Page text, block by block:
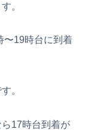
。
〜19時台に到着
。
17時台到着が